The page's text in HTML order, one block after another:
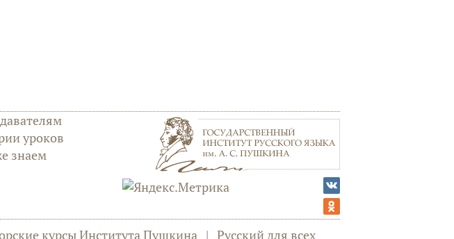
уроков
знаем
курсы Института Пушкина | Русский для всех